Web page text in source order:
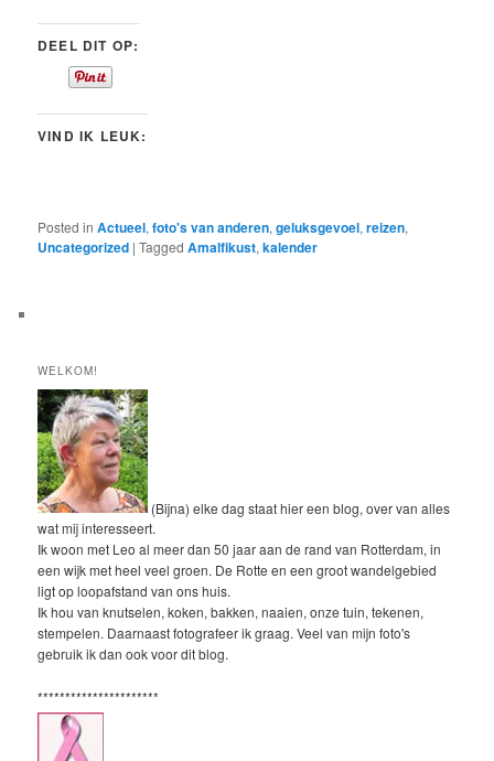
DEEL DIT OP:
VIND IK LEUK:
Posted in Actueel,foto's van anderen,geluksgevoel,reizen,
Uncategorized |Tagged Amalfikust,kalender
WELKOM!
(Bijna) elke dag staat hier een blog, over van alles
wat mij interesseert.
Ik woon met Leo al meer dan 50 jaar aan de rand van Rotterdam, in
een wijk met heel veel groen. De Rotte en een groot wandelgebied
ligt op loopafstand van ons huis.
Ik hou van knutselen, koken, bakken, naaien, onze tuin, tekenen,
stempelen. Daarnaast fotografeer ik graag. Veel van mijn foto's
gebruik ik dan ook voor dit blog.
**********************